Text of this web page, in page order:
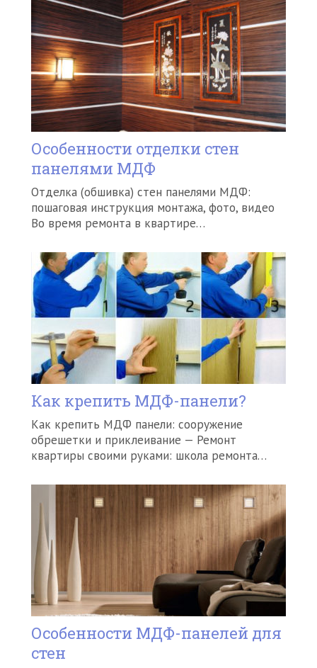
Особенности отделки стен
панелями МДФ
Отделка (обшивка) стен панелями МДФ:
пошаговая инструкция монтажа, фото, видео
Во время ремонта в квартире…
Как крепить МДФ-панели?
Как крепить МДФ панели: сооружение
обрешетки и приклеивание — Ремонт
квартиры своими руками: школа ремонта…
Особенности МДФ-панелей для
стен